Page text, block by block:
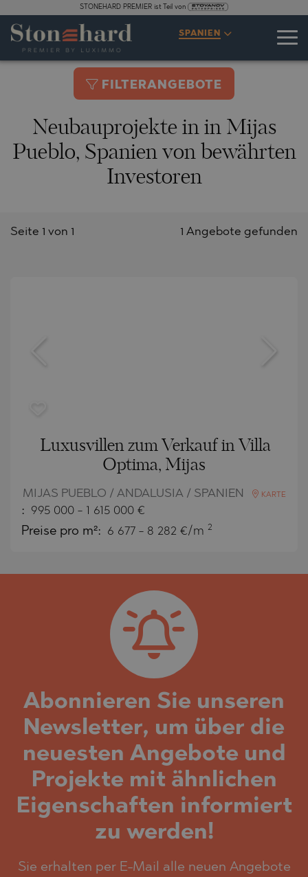
STONEHARD PREMIER ist Teil von
SPANIEN
FILTERANGEBOTE
Neubauprojekte in in Mijas
Pueblo, Spanien von bewährten
Investoren
1 Angebote gefunden
Seite 1 von 1
Luxusvillen zum Verkauf in Villa
Optima, Mijas
MIJAS PUEBLO / ANDALUSIA / SPANIEN KARTE
: 995 000 - 1 615 000 €
Preise pro m²: 6 677 - 8 282 €/m 2
Abonnieren Sie unseren
Newsletter, um über die
neuesten Angebote und
Projekte mit ähnlichen
Eigenschaften informiert
zu werden!
Sie erhalten per E-Mail alle neuen Angebote